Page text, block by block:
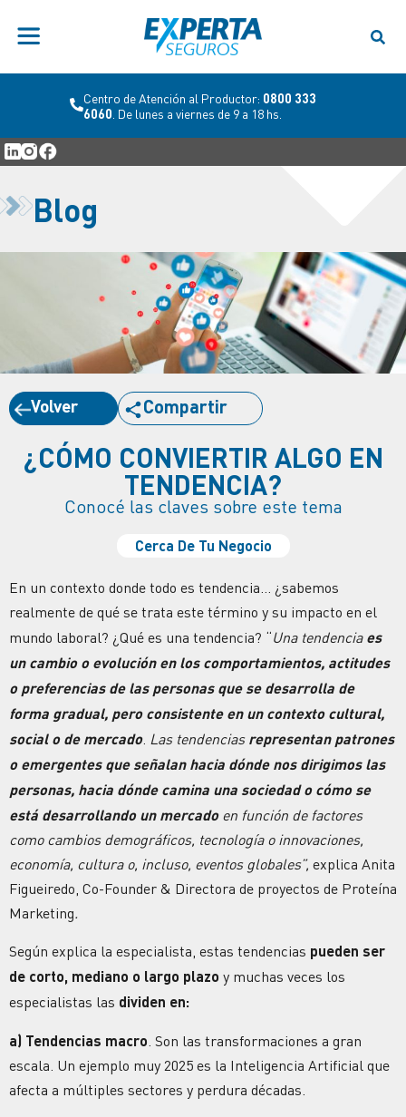
Centro de Atención al Productor: 0800 333
6060 . De lunes a viernes de 9 a 18 hs.
Blog
Volver Compartir
¿CÓMO CONVIERTIR ALGO EN
TENDENCIA?
Conocé las claves sobre este tema
Cerca De Tu Negocio
En un contexto donde todo es tendencia … ¿sabemos
realmente de qué se trata este término y su impacto en el
mundo laboral? ¿Qué es una tendencia? “Una tendencia es
un cambio o evoluciónen los comportamientos, actitudes
o preferencias de las personas que se desarrolla de
forma gradual, pero consistente en un contexto cultural,
social o de mercado. Las tendencias representan patrones
o emergentes que señalan hacia dónde nos dirigimos las
personas, hacia dónde camina una sociedad o cómo se
está desarrollando un mercadoen función de factores
como cambios demográficos, tecnología o innovaciones,
economía, cultura o, incluso, eventos globales”, explica Anita
Figueiredo, Co-Founder & Directora de proyectos de Proteína
Marketing.
Según explica la especialista, estas tendencias pueden ser
de corto, mediano o largo plazo y muchas veces los
especialistas las dividen en:
a) Tendencias macro . Son las transformaciones a gran
escala. Un ejemplo muy 2025 es la Inteligencia Artificial que
afecta a múltiples sectores y perdura décadas.